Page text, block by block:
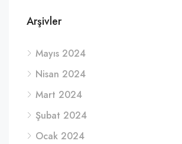
Arşivler
Mayıs 2024
Nisan 2024
Mart 2024
Şubat 2024
Ocak 2024